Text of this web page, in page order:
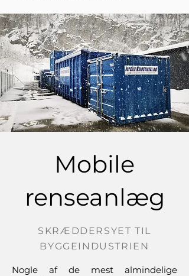
Mobile
renseanlæg
SKRÆDDERSYET TIL
BYGGEINDUSTRIEN
​Nogle af de mest almindelige